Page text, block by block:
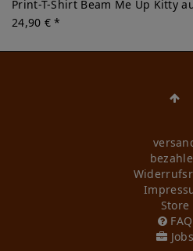
Print-T-Shirt Beam Me Up Kitty
24,90 € *
Store
FAQ
Jobs